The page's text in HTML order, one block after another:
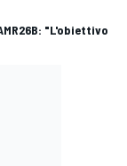
"L'obiettivo